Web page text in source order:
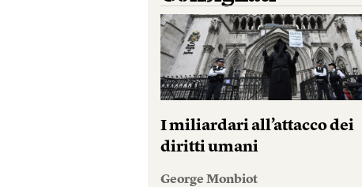
I miliardari all’attacco dei
diritti umani
George Monbiot